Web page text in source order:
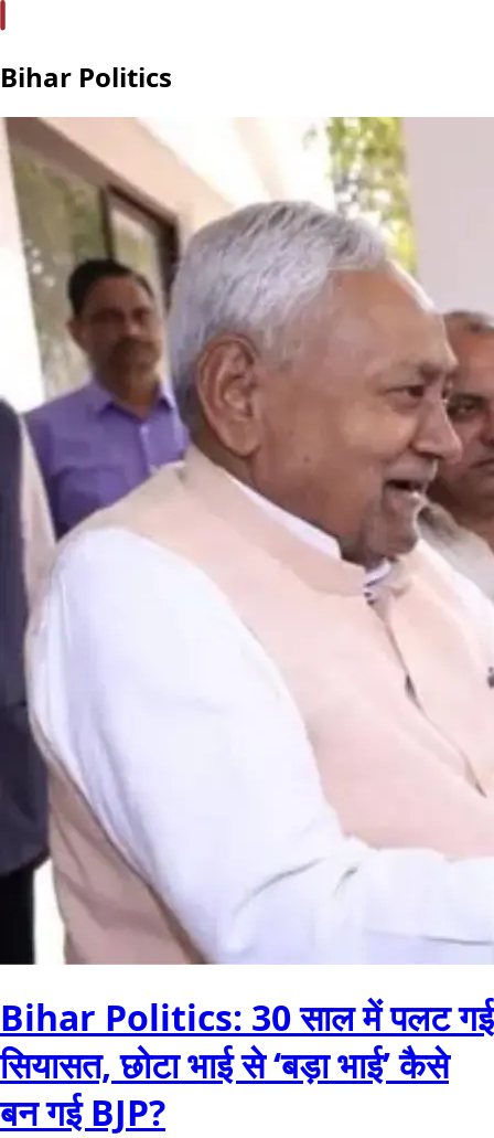
Bihar Politics
Bihar Politics: 30 साल में पलट गई
सियासत, छोटा भाई से ‘बड़ा भाई’ कैसे
बन गई BJP?